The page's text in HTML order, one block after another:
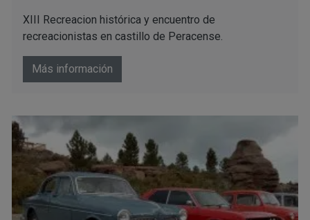
XIII Recreacion histórica y encuentro de
recreacionistas en castillo de Peracense.
Más información